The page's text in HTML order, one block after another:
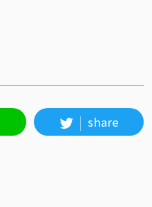
share